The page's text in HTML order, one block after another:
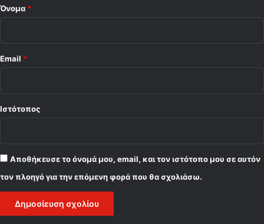
Όνομα *
Email *
Ιστότοπος
Αποθήκευσε το όνομά μου, email, και τον ιστότοπο μου σε αυτόν
τον πλοηγό για την επόμενη φορά που θα σχολιάσω.